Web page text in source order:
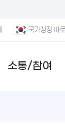
국가상징 바
소통/참여